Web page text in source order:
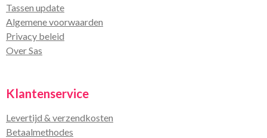
Tassen update
Algemene voorwaarden
Privacy beleid
Over Sas
Klantenservice
Levertijd & verzendkosten
Betaalmethodes